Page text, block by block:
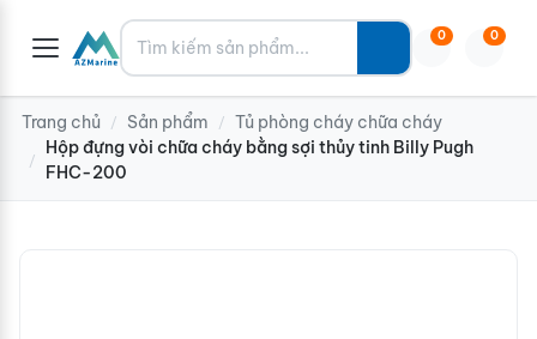
Tìm kiếm 0 0
Trang chủ / Sản phẩm / Tủ phòng cháy chữa cháy
/
Hộp đựng vòi chữa cháy bằng sợi thủy tinh Billy Pugh
FHC-200